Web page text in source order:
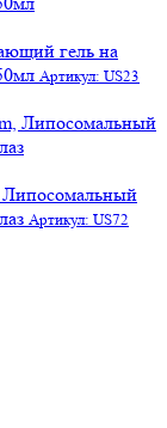
гель на
Артикул: US23
Липосомальный
Артикул: US72